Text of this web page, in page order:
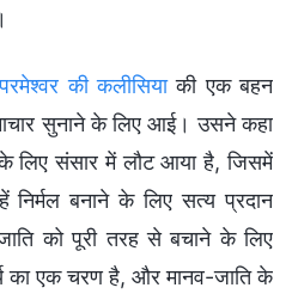
परमेश्वर कीकलीसियाकी एक बहन
सुनाने के लिए आई। उसने कहा
लिए संसार में लौट आया है, जिसमें
निर्मल बनाने के लिए सत्य प्रदान
को पूरी तरह से बचाने के लिए
का एक चरण है, और मानव-जाति के